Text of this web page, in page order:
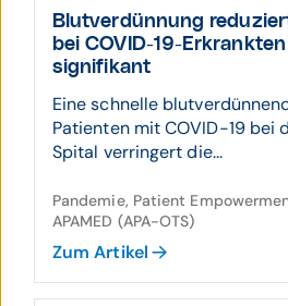
Blutverdünnung
bei COVID-19-
signifikant
Eine schnelle
Patienten mit COVID-19 bei
Spital verringert die...
Pandemie, Patient
APAMED (APA-OTS)
Zum Artikel